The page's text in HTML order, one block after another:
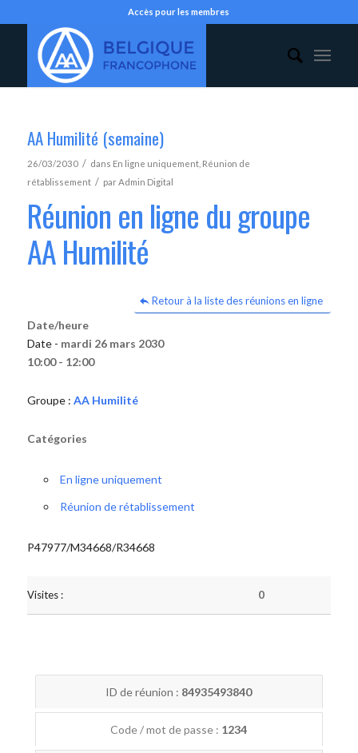
Accès pour les membres
AA Humilité (semaine)
26/03/2030 / dans En ligne uniquement, Réunion de
rétablissement / parAdmin Digital
Réunion en ligne du groupe
AA Humilité
Retour à la liste des réunions en ligne
Date/heure
Date - mardi 26 mars 2030
10:00 - 12:00
Groupe : AA Humilité
Catégories
En ligne uniquement
Réunion de rétablissement
P47977/M34668/R34668
Visites : 0
ID de réunion : 84935493840
Code / mot de passe : 1234